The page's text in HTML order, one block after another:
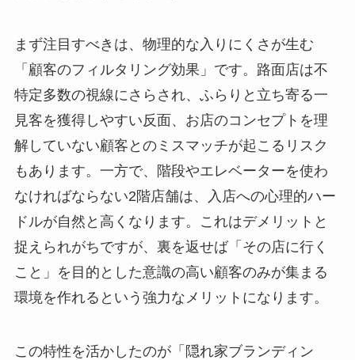
まず注目すべきは、物理的な入りにくさが生む
「顧客のフィルタリング効果」です。路面店は不
特定多数の視線にさらされ、ふらりと立ち寄る一
見客を獲得しやすい反面、お店のコンセプトを理
解していない顧客とのミスマッチが起こるリスク
もあります。一方で、階段やエレベーターを使わ
なければならない2階店舗は、入店への心理的ハー
ドルが自然と高くなります。これはデメリットと
捉えられがちですが、裏を返せば「その店に行く
こと」を目的とした意識の高い顧客のみが集まる
環境を作れるという強力なメリットになります。
この特性を活かしたのが「隠れ家ブランディン